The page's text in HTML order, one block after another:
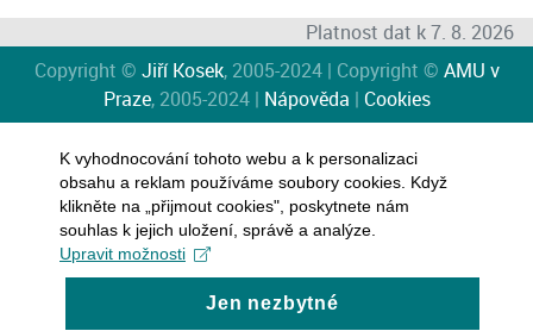
Platnost dat k 7. 8. 2026
Copyright © Jiří Kosek, 2005-2024 | Copyright © AMU v
Praze, 2005-2024 | Nápověda | Cookies
K vyhodnocování tohoto webu a k personalizaci
obsahu a reklam používáme soubory cookies. Když
klikněte na „přijmout cookies", poskytnete nám
souhlas k jejich uložení, správě a analýze.
Upravit možnosti
Jen nezbytné